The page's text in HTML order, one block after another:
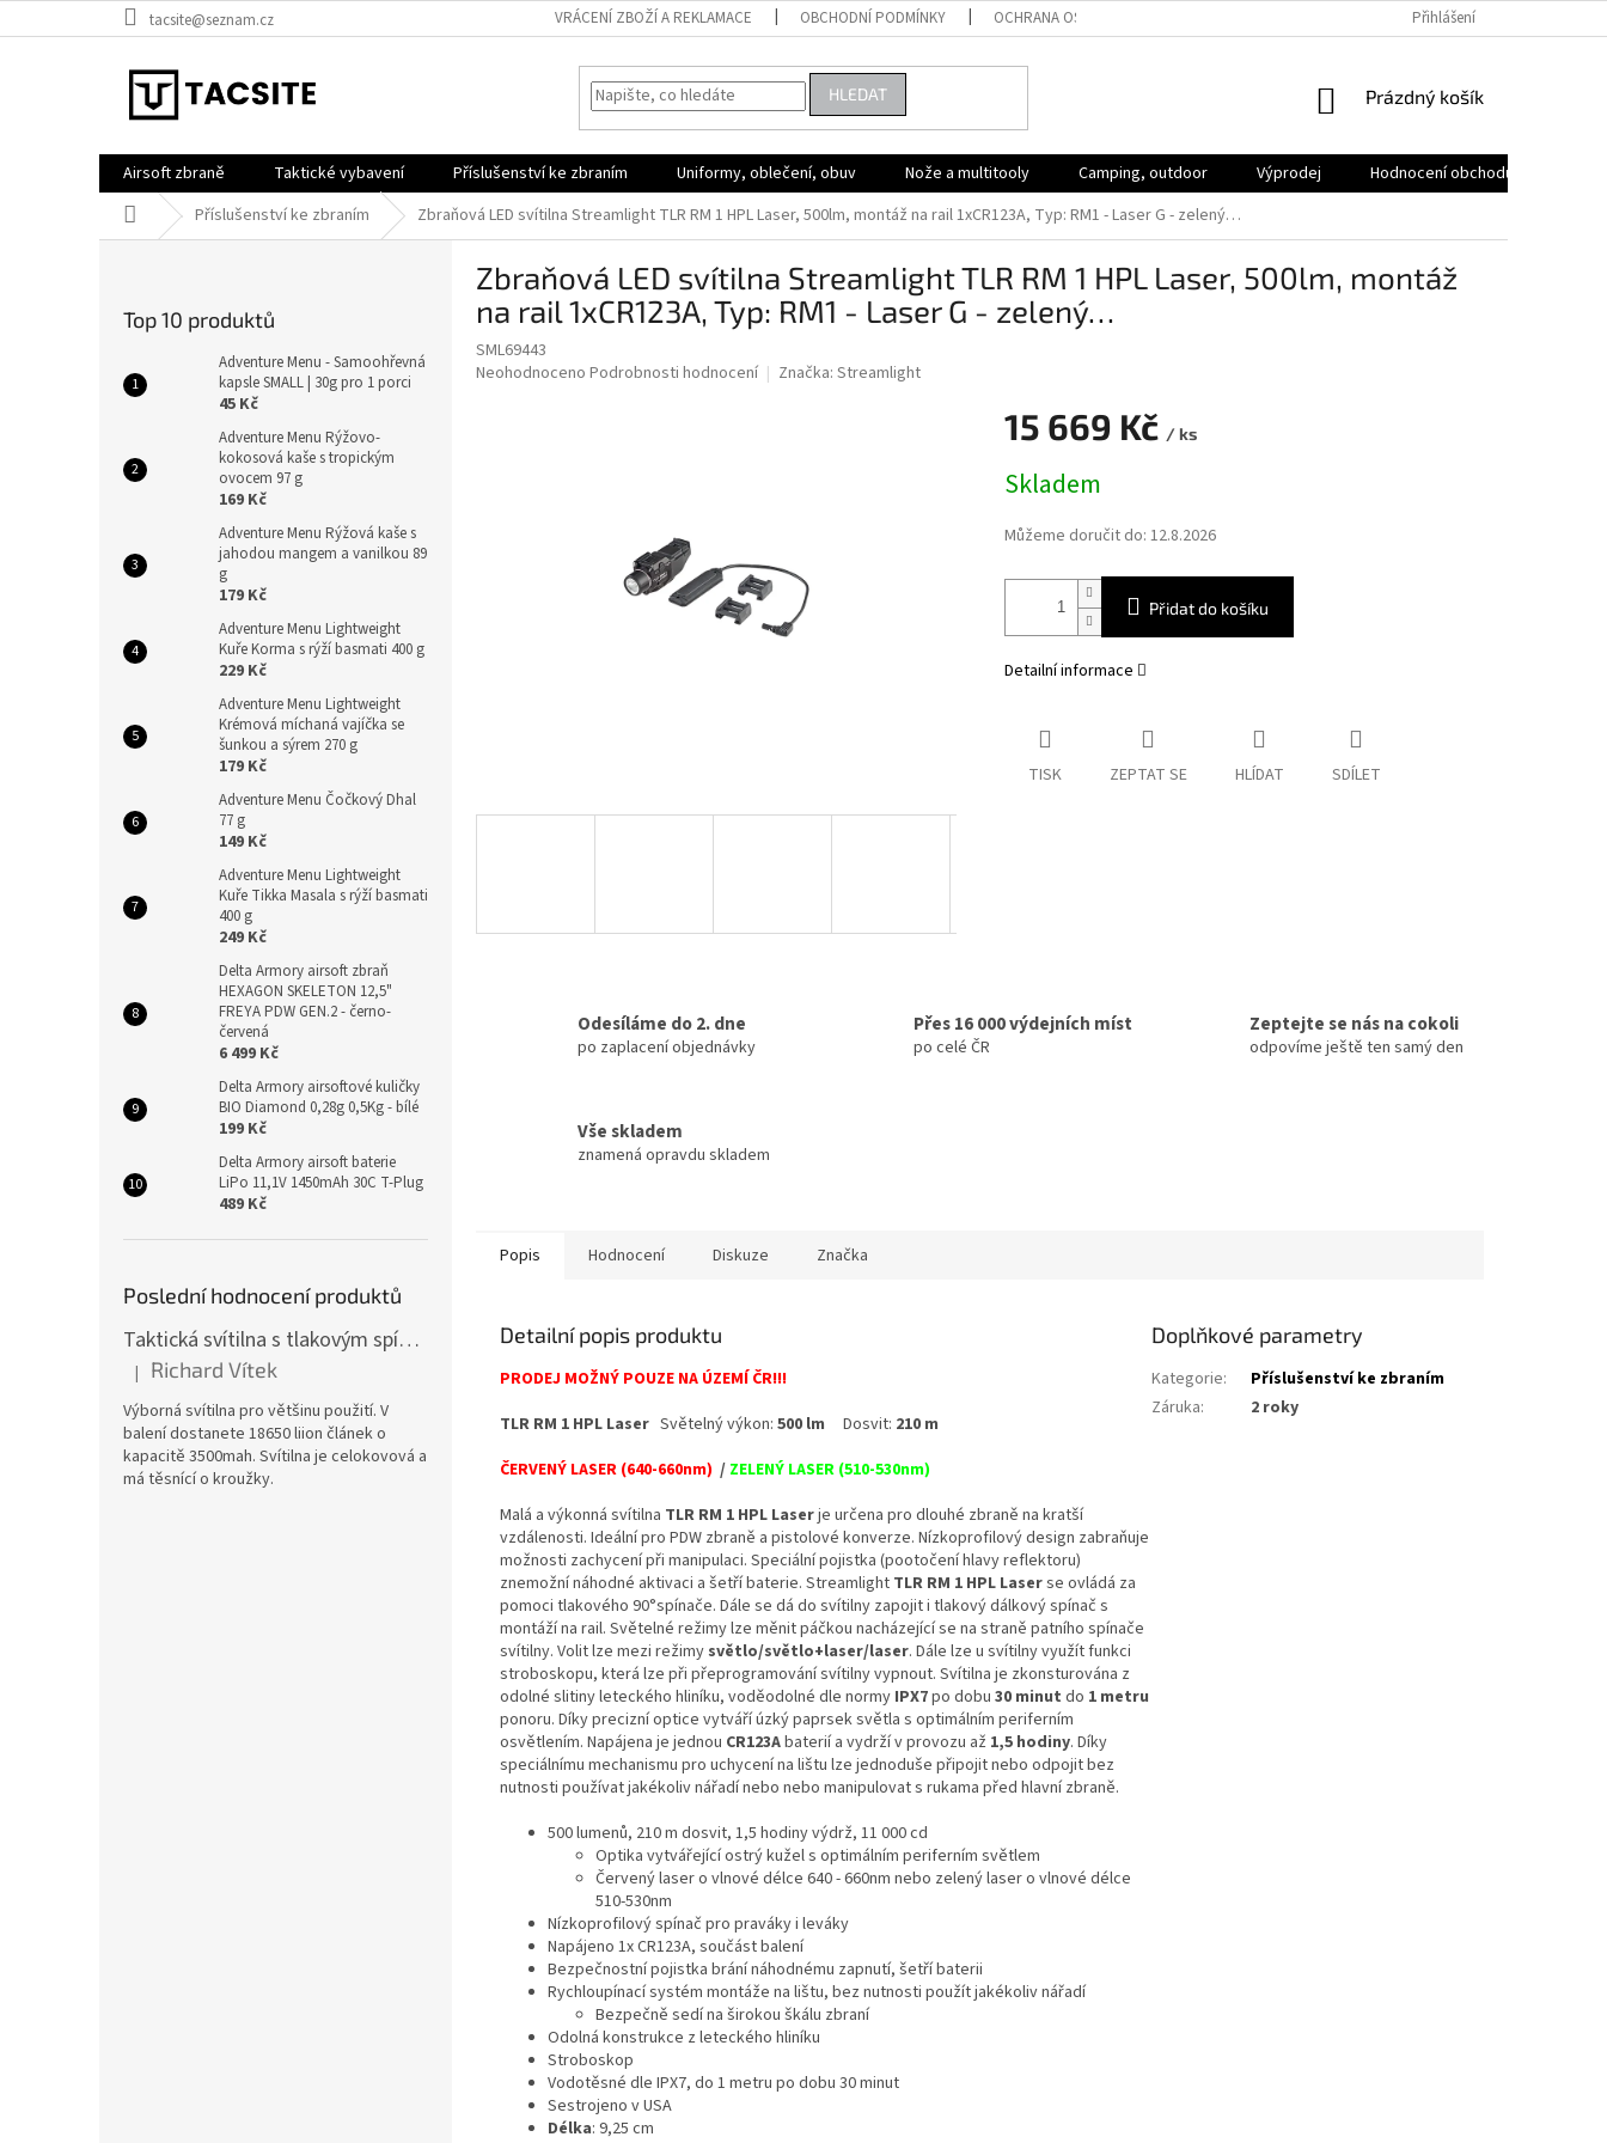
na
tacsite@seznam.cz VRÁCENÍ ZBOŽÍ A REKLAMACE OBCHODNÍ PODMÍNKY OCHRANA OSOBNÍCH ÚDAJŮ Přihlášení
HLEDAT
NÁKUPNÍ
Prázdný košík
Airsoft zbraně Taktické vybavení Příslušenství ke zbraním Uniformy, oblečení, obuv Nože a multitooly Camping, outdoor Výprodej Hodnocení obchodu
Domů Příslušenství ke zbraním Zbraňová LED svítilna Streamlight TLR RM 1 HPL Laser, 500lm, montáž na rail 1xCR123A, Typ: RM1 - Laser G - zelený…
Top 10 produktů
Adventure Menu - Samoohřevná
kapsle SMALL | 30g pro 1 porci
45 Kč
Adventure Menu Rýžovo-
kokosová kaše s tropickým
ovocem 97 g
169 Kč
Adventure Menu Rýžová kaše s
jahodou mangem a vanilkou 89
g
179 Kč
Adventure Menu Lightweight
Kuře Korma s rýží basmati 400 g
229 Kč
Adventure Menu Lightweight
Krémová míchaná vajíčka se
šunkou a sýrem 270 g
179 Kč
Adventure Menu Čočkový Dhal
77 g
149 Kč
Adventure Menu Lightweight
Kuře Tikka Masala s rýží basmati
400 g
249 Kč
Delta Armory airsoft zbraň
HEXAGON SKELETON 12,5"
FREYA PDW GEN.2 - černo-
červená
6 499 Kč
Delta Armory airsoftové kuličky
BIO Diamond 0,28g 0,5Kg - bílé
199 Kč
Delta Armory airsoft baterie
LiPo 11,1V 1450mAh 30C T-Plug
489 Kč
Poslední hodnocení produktů
Taktická svítilna s tlakovým spínačem [TCX]
Hodnocení produktu je 5 z 5 hvězdiček.
| Richard Vítek
Výborná svítilna pro většinu použití. V
balení dostanete 18650 liion článek o
kapacitě 3500mah. Svítilna je celokovová a
má těsnící o kroužky.
Zbraňová LED svítilna Streamlight TLR RM 1 HPL Laser, 500lm, montáž
na rail 1xCR123A, Typ: RM1 - Laser G - zelený…
SML69443
Průměrné
Neohodnoceno Podrobnosti hodnocení Značka: Streamlight
15 669 Kč / ks
cena:
Skladem
Můžeme doručit do: 12.8.2026
Přidat do košíku
Detailní informace
TISK ZEPTAT SE HLÍDAT SDÍLET
Odesíláme do 2. dne
po zaplacení objednávky
Přes 16 000 výdejních míst
po celé ČR
Zeptejte se nás na cokoli
odpovíme ještě ten samý den
Vše skladem
znamená opravdu skladem
Popis Hodnocení Diskuze Značka
Detailní popis produktu
PRODEJ MOŽNÝ POUZE NA ÚZEMÍ ČR!!!
TLR RM 1 HPL Laser Světelný výkon: 500 lm Dosvit: 210 m
ČERVENÝ LASER (640-660nm) / ZELENÝ LASER (510-530nm)
Malá a výkonná svítilna TLR RM 1 HPL Laserje určena pro dlouhé zbraně na kratší
vzdálenosti. Ideální pro PDW zbraně a pistolové konverze. Nízkoprofilový design zabraňuje
možnosti zachycení při manipulaci. Speciální pojistka (pootočení hlavy reflektoru)
znemožní náhodné aktivaci a šetří baterie. Streamlight TLR RM 1 HPL Laserse ovládá za
pomoci tlakového 90°spínače. Dále se dá do svítilny zapojit i tlakový dálkový spínač s
montáží na rail. Světelné režimy lze měnit páčkou nacházející se na straně patního spínače
svítilny. Volit lze mezi režimy světlo/světlo+laser/laser. Dále lze u svítilny využít funkci
stroboskopu, která lze při přeprogramování svítilny vypnout. Svítilna je zkonsturována z
odolné slitiny leteckého hliníku, voděodolné dle normy IPX7po dobu 30 minut do 1 metru
ponoru. Díky precizní optice vytváří úzký paprsek světla s optimálním periferním
osvětlením. Napájena je jednou CR123Abaterií a vydrží v provozu až 1,5 hodiny. Díky
speciálnímu mechanismu pro uchycení na lištu lze jednoduše připojit nebo odpojit bez
nutnosti používat jakékoliv nářadí nebo nebo manipulovat s rukama před hlavní zbraně.
500 lumenů, 210 m dosvit, 1,5 hodiny výdrž, 11 000 cd
Optika vytvářející ostrý kužel s optimálním periferním světlem
Červený laser o vlnové délce 640 - 660nm nebo zelený laser o vlnové délce
510-530nm
Nízkoprofilový spínač pro praváky i leváky
Napájeno 1x CR123A, součást balení
Bezpečnostní pojistka brání náhodnému zapnutí, šetří baterii
Rychloupínací systém montáže na lištu, bez nutnosti použít jakékoliv nářadí
Bezpečně sedí na širokou škálu zbraní
Odolná konstrukce z leteckého hliníku
Stroboskop
Vodotěsné dle IPX7, do 1 metru po dobu 30 minut
Sestrojeno v USA
Délka: 9,25 cm
Doplňkové parametry
Kategorie:
Příslušenství ke zbraním
Záruka: 2 roky